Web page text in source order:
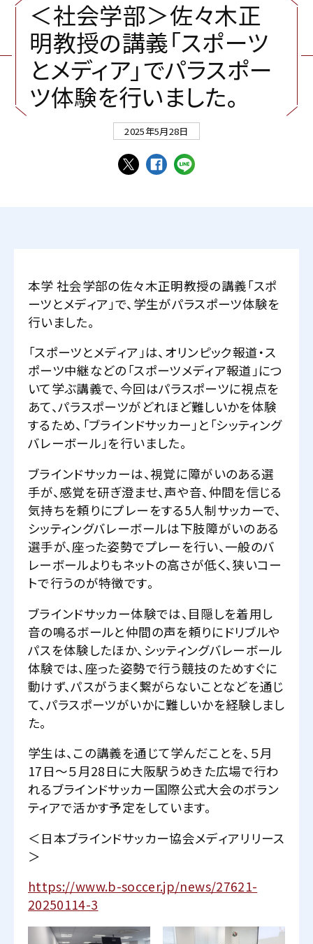
＜社会学部＞佐々木正
明教授の講義「スポーツ
とメディア」でパラスポー
ツ体験を行いました。
2025年5月28日
本学 社会学部の佐々木正明教授の講義「スポ
ーツとメディア」で、学生がパラスポーツ体験を
行いました。
「スポーツとメディア」は、オリンピック報道・ス
ポーツ中継などの「スポーツメディア報道」につ
いて学ぶ講義で、今回はパラスポーツに視点を
あて、パラスポーツがどれほど難しいかを体験
するため、「ブラインドサッカー」と「シッティング
バレーボール」を行いました。
ブラインドサッカーは、視覚に障がいのある選
手が、感覚を研ぎ澄ませ、声や音、仲間を信じる
気持ちを頼りにプレーをする5人制サッカーで、
シッティングバレーボールは下肢障がいのある
選手が、座った姿勢でプレーを行い、一般のバ
レーボールよりもネットの高さが低く、狭いコー
トで行うのが特徴です。
ブラインドサッカー体験では、目隠しを着用し
音の鳴るボールと仲間の声を頼りにドリブルや
パスを体験したほか、シッティングバレーボール
体験では、座った姿勢で行う競技のためすぐに
動けず、パスがうまく繋がらないことなどを通じ
て、パラスポーツがいかに難しいかを経験しまし
た。
学生は、この講義を通じて学んだことを、５月
17日～５月28日に大阪駅うめきた広場で行わ
れるブラインドサッカー国際公式大会のボラン
ティアで活かす予定をしています。
＜日本ブラインドサッカー協会メディアリリース
＞
https://www.b-soccer.jp/news/27621-
20250114-3